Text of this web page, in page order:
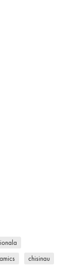
chisinau